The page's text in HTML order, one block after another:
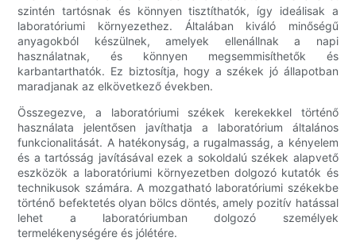
szintén tartósnak és könnyen tisztíthatók, így ideálisak a
laboratóriumi környezethez. Általában kiváló minőségű
anyagokból készülnek, amelyek ellenállnak a napi
használatnak, és könnyen megsemmisíthetők és
karbantarthatók. Ez biztosítja, hogy a székek jó állapotban
maradjanak az elkövetkező években.
Összegezve, a laboratóriumi székek kerekekkel történő
használata jelentősen javíthatja a laboratórium általános
funkcionalitását. A hatékonyság, a rugalmasság, a kényelem
és a tartósság javításával ezek a sokoldalú székek alapvető
eszközök a laboratóriumi környezetben dolgozó kutatók és
technikusok számára. A mozgatható laboratóriumi székekbe
történő befektetés olyan bölcs döntés, amely pozitív hatással
lehet a laboratóriumban dolgozó személyek
termelékenységére és jólétére.